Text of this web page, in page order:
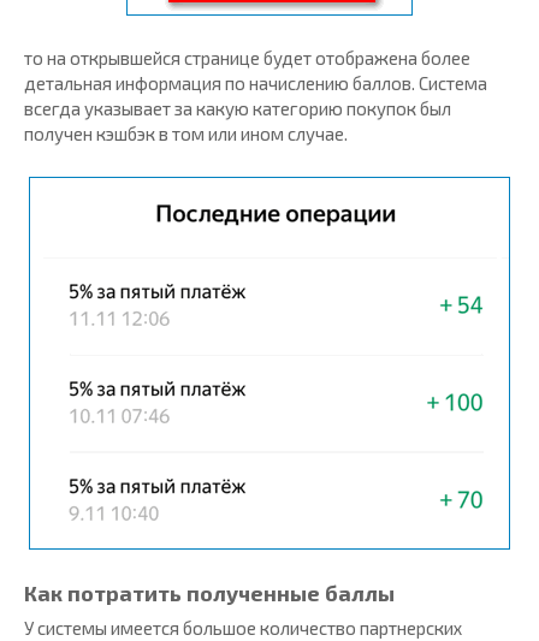
то на открывшейся странице будет отображена более
детальная информация по начислению баллов. Система
всегда указывает за какую категорию покупок был
получен кэшбэк в том или ином случае.
Как потратить полученные баллы
У системы имеется большое количество партнерских